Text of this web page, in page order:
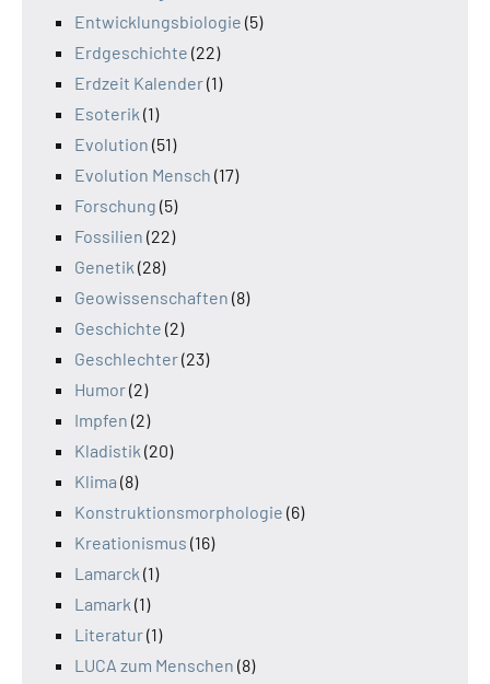
Entwicklungsbiologie (5)
Erdgeschichte (22)
Erdzeit Kalender(1)
Esoterik (1)
Evolution (51)
Evolution Mensch (17)
Forschung (5)
Fossilien (22)
Genetik (28)
Geowissenschaften (8)
Geschichte (2)
Geschlechter(23)
Humor(2)
Impfen (2)
Kladistik (20)
Klima (8)
Konstruktionsmorphologie (6)
Kreationismus (16)
Lamarck (1)
Lamark (1)
Literatur(1)
LUCA zum Menschen (8)